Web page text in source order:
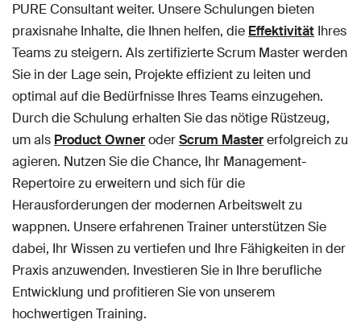
PURE Consultant weiter. Unsere Schulungen bieten
praxisnahe Inhalte, die Ihnen helfen, die Effektivität Ihres
Teams zu steigern. Als zertifizierte Scrum Master werden
Sie in der Lage sein, Projekte effizient zu leiten und
optimal auf die Bedürfnisse Ihres Teams einzugehen.
Durch die Schulung erhalten Sie das nötige Rüstzeug,
um als Product OwneroderScrum Mastererfolgreich zu
agieren. Nutzen Sie die Chance, Ihr Management-
Repertoire zu erweitern und sich für die
Herausforderungen der modernen Arbeitswelt zu
wappnen. Unsere erfahrenen Trainer unterstützen Sie
dabei, Ihr Wissen zu vertiefen und Ihre Fähigkeiten in der
Praxis anzuwenden. Investieren Sie in Ihre berufliche
Entwicklung und profitieren Sie von unserem
hochwertigen Training.